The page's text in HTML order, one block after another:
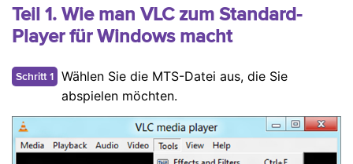
Teil 1. Wie man VLC zum Standard-
Player für Windows macht
Schritt 1
Wählen Sie die MTS-Datei aus, die Sie
abspielen möchten.